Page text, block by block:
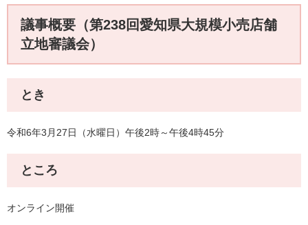
議事概要（第238回愛知県大規模小売店舗
立地審議会）
とき
令和6年3月27日（水曜日）午後2時～午後4時45分
ところ
オンライン開催